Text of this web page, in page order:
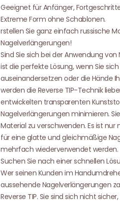
Geeignet für Anfänger,
Extreme Form ohne Schablonen.
rstellen Sie ganz einfach russische
Nagelverlängerungen!
Sind Sie sich bei der Anwendung
ist die perfekte Lösung, wenn Sie
auseinandersetzen oder die Hände
werden die Reverse TIP-Technik
entwickelten transparenten
Nagelverlängerungen minimieren.
Material zu verschwenden. Es ist nur
für eine glatte und gleichmäßige
mehrfach wiederverwendet werden.
Suchen Sie nach einer schnellen
Wer seinen Kunden im
aussehende Nagelverlängerungen
Reverse TIP. Sie sind sich nicht